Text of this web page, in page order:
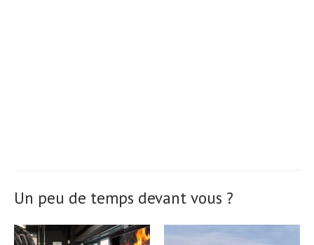
Un peu de temps devant vous ?